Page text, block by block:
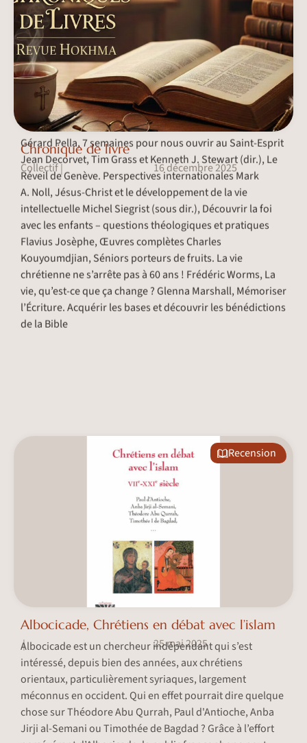
Chronique de livre
Collectif| 16 décembre 2025
Gérard Pella, 7 semaines pour nous ouvrir au Saint-Esprit
Jean Decorvet, Tim Grass et Kenneth J. Stewart (dir.), Le
Réveil de Genève. Perspectives internationales Mark
A. Noll, Jésus-Christ et le développement de la vie
intellectuelle Michel Siegrist (sous dir.), Découvrir la foi
avec les enfants – questions théologiques et pratiques
Flavius Josèphe, Œuvres complètes Charles
Kouyoumdjian, Séniors porteurs de fruits. La vie
chrétienne ne s’arrête pas à 60 ans ! Frédéric Worms, La
vie, qu’est-ce que ça change ? Glenna Marshall, Mémoriser
l’Écriture. Acquérir les bases et découvrir les bénédictions
de la Bible
Recension
Albocicade, Chrétiens en débat avec l’islam
| 25 mai 2025
Albocicade est un chercheur indépendant qui s’est
intéressé, depuis bien des années, aux chrétiens
orientaux, particulièrement syriaques, largement
méconnus en occident. Qui en effet pourrait dire quelque
chose sur Théodore Abu Qurrah, Paul d'Antioche, Anba
Jirji al-Semani ou Timothée de Bagdad ? Grâce à l’effort